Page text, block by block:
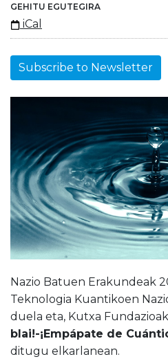
GEHITU EGUTEGIRA
iCal
Subscribe to Newsletter
Nazio Batuen Erakundeak
Teknologia Kuantikoen
duela eta, Kutxa
blai!-¡Empápate de
ditugu elkarlanean.